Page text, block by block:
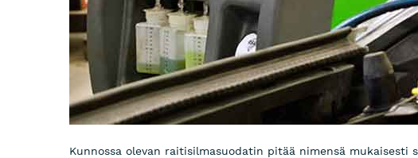
Kunnossa olevan raitisilmasuodatin pitää nimensä mukaisesti